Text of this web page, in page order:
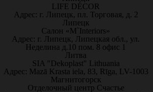
LIFE DÉCOR
Адрес: г. Липецк, пл. Торговая, д. 2
Липецк
Салон «M`Interiors»
Адрес: г. Липецк, Липецкая обл., ул.
Неделина д.10 пом. 8 офис 1
Литва
SIA "Dekoplast" Lithuania
Адрес: Mazā Krasta iela, 83, Rīga, LV-1003
Магнитогорск
Отделочный центр Счастье